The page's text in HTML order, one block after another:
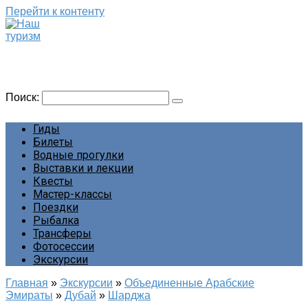
Перейти к контенту
Поиск:
Гиды
Билеты
Водные прогулки
Выставки и лекции
Квесты
Мастер-классы
Поездки
Рыбалка
Трансферы
Фотосессии
Экскурсии
Главная » Экскурсии » Объединенные Арабские
Эмираты » Дубай » Шарджа